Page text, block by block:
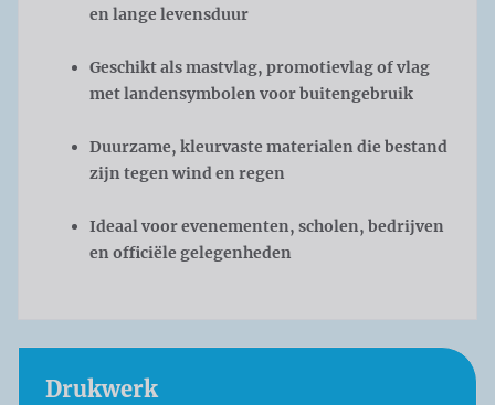
en lange levensduur
Geschikt als mastvlag, promotievlag of vlag
met landensymbolen voor buitengebruik
Duurzame, kleurvaste materialen die bestand
zijn tegen wind en regen
Ideaal voor evenementen, scholen, bedrijven
en officiële gelegenheden
Drukwerk